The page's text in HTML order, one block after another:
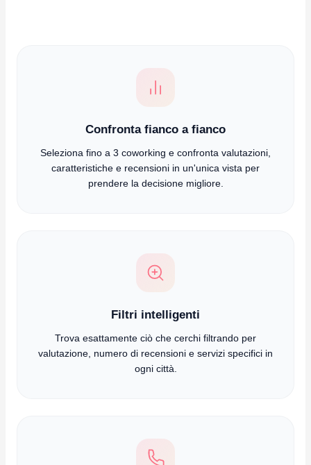
Confronta fianco a fianco
Seleziona fino a 3 coworking e confronta valutazioni,
caratteristiche e recensioni in un'unica vista per
prendere la decisione migliore.
Filtri intelligenti
Trova esattamente ciò che cerchi filtrando per
valutazione, numero di recensioni e servizi specifici in
ogni città.